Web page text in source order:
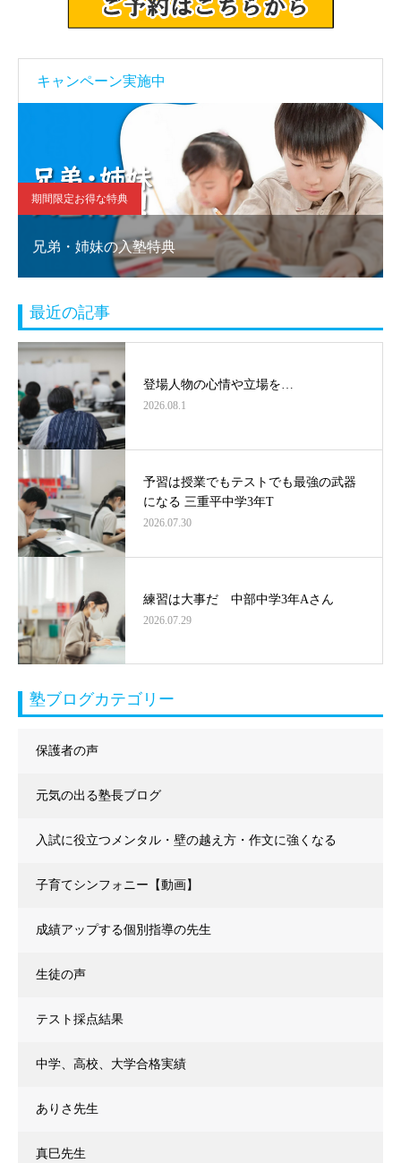
キャンペーン実施中
期間限定お得な特典
兄弟・姉妹の入塾特典
最近の記事
登場人物の心情や立場を…
2026.08.1
予習は授業でもテストでも最強の武器
になる 三重平中学3年T
2026.07.30
練習は大事だ 中部中学3年Aさん
2026.07.29
塾ブログカテゴリー
保護者の声
元気の出る塾長ブログ
入試に役立つメンタル・壁の越え方・作文に強くなる
子育てシンフォニー【動画】
成績アップする個別指導の先生
生徒の声
テスト採点結果
中学、高校、大学合格実績
ありさ先生
真巳先生